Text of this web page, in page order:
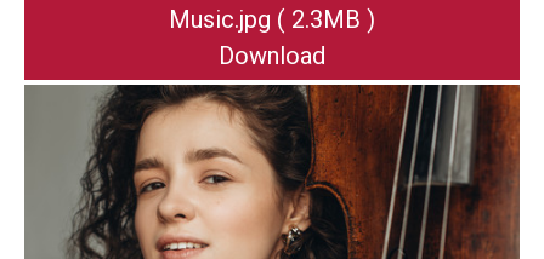
Music.jpg ( 2.3MB )
Download